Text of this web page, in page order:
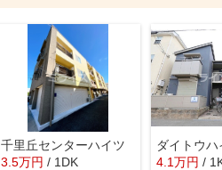
千里丘センターハイツ
3.5万円 / 1DK
ダイトウハ
4.1万円 /